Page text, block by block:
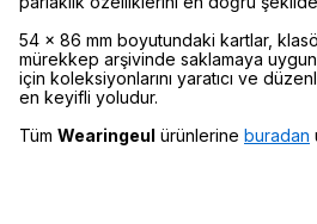
54 x 86 mm boyutundaki kartlar,
mürekkep arşivinde saklamaya
için koleksiyonlarını yaratıcı ve
en keyifli yoludur.
Tüm Wearingeul ürünlerine buradan